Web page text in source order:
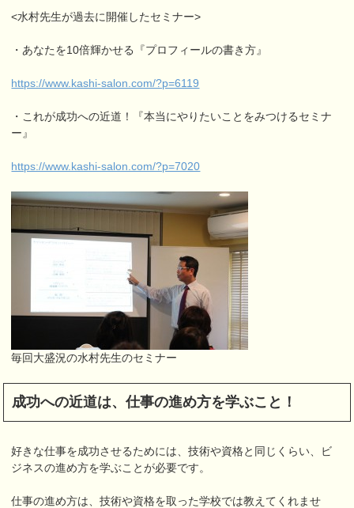
<水村先生が過去に開催したセミナー>
・あなたを10倍輝かせる『プロフィールの書き方』
https://www.kashi-salon.com/?p=6119
・これが成功への近道！『本当にやりたいことをみつけるセミナ
ー』
https://www.kashi-salon.com/?p=7020
毎回大盛況の水村先生のセミナー
成功への近道は、仕事の進め方を学ぶこと！
好きな仕事を成功させるためには、技術や資格と同じくらい、ビ
ジネスの進め方を学ぶことが必要です。
仕事の進め方は、技術や資格を取った学校では教えてくれませ